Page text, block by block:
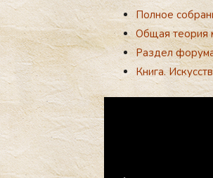
Полное
Общая теория
Раздел
Книга.